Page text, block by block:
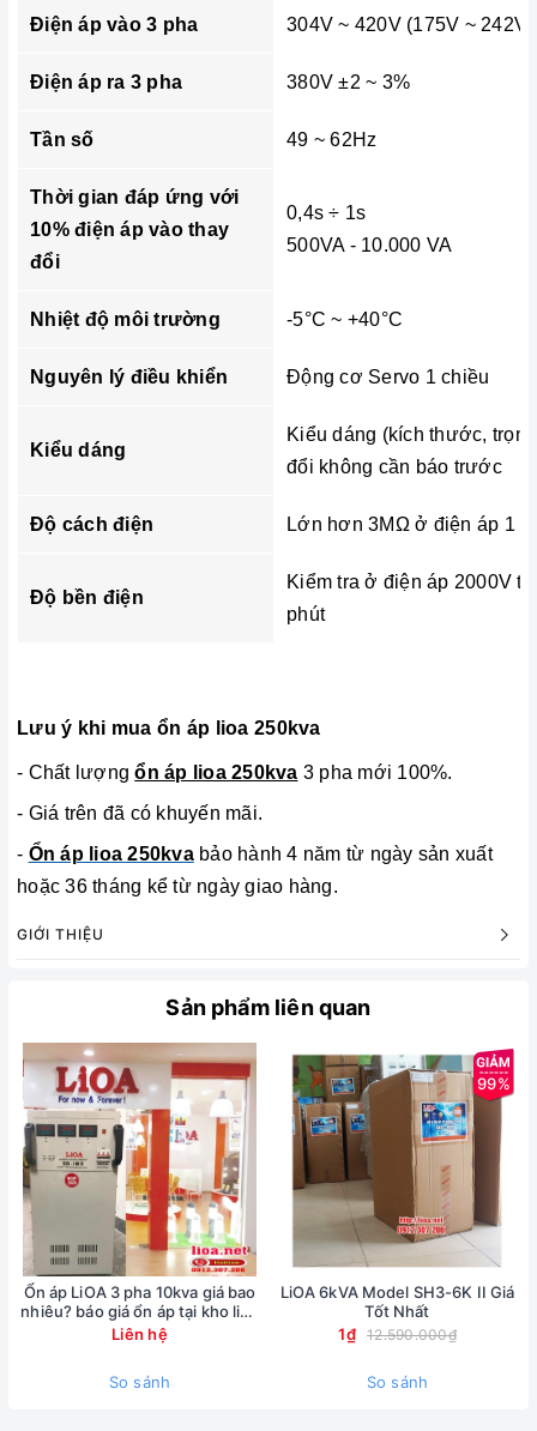
Điện áp vào 3 pha 304V ~ 420V (175V ~ 242V)
Điện áp ra 3 pha 380V ±2 ~ 3%
Tần số 49 ~ 62Hz
Thời gian đáp ứng với
10% điện áp vào thay
đổi
0,4s ÷ 1s
500VA - 10.000 VA
Nhiệt độ môi trường -5°C ~ +40°C
Nguyên lý điều khiển Động cơ Servo 1 chiều
Kiểu dáng
Kiểu dáng (kích thước,
đổi không cần báo trước
Độ cách điện Lớn hơn 3MΩ ở điện áp 1
Độ bền điện
Kiểm tra ở điện áp 2000V
phút
Lưu ý khi mua ổn áp lioa 250kva
- Chất lượngổn áp lioa 250kva 3 pha mới 100%.
- Giá trên đã có khuyến mãi.
- Ổn áp lioa 250kvabảo hành 4 năm từ ngày sản xuất
hoặc 36 tháng kể từ ngày giao hàng.
GIỚI THIỆU
Sản phẩm liên quan
Ổn áp LiOA 3 pha 10kva giá bao
nhiêu? báo giá ổn áp tại kho lioa
Nhật Linh
Liên hệ
So sánh
99%
LiOA 6kVA Model SH3-6K II Giá
Tốt Nhất
1₫
12.590.000₫
So sánh